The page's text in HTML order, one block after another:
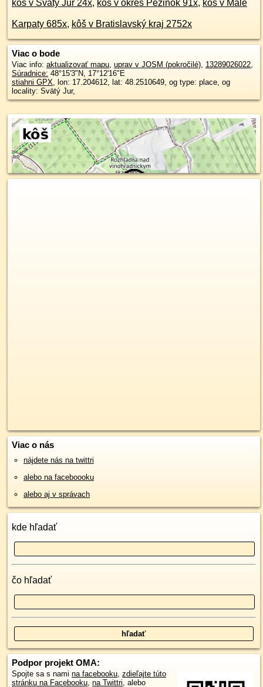
kôš v Svätý Jur 24x, kôš v okres Pezinok 91x, kôš v Malé
Karpaty 685x, kôš v Bratislavský kraj 2752x
Viac o bode
Viac info: aktualizovať mapu, uprav v JOSM (pokročilé), 13289026022,
Súradnice: 48°15'3"N, 17°12'16"E
stiahni GPX, lon: 17.204612, lat: 48.2510649, og type: place, og
locality: Svätý Jur,
Viac o nás
nájdete nás na twittri
alebo na faceboooku
alebo aj v správach
kde hľadať
čo hľadať
Podpor projekt OMA:
Spojte sa s nami na facebooku, zdieľajte túto
stránku na Facebooku, na Twittri, alebo